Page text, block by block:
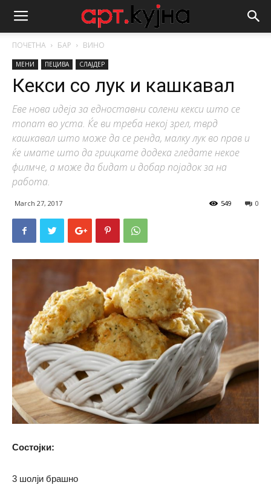
ПОЧЕТНА БАР ВИНО
МЕНИ ПЕЦИВА СЛАЈДЕР
Кекси со лук и кашкавал
Еве нова идеја за едноставни солени кекси што се
топат во уста. Ќе ви треба некој зрел, тврд
кашкавал што може да се ренда, малку лук во прав и
ќе имате што да грицкате додека гледате некое
филмче, а може да бидат и добар појадок за на
работа.
March 27, 2017 0
549
Состојки:
3 шолји брашно